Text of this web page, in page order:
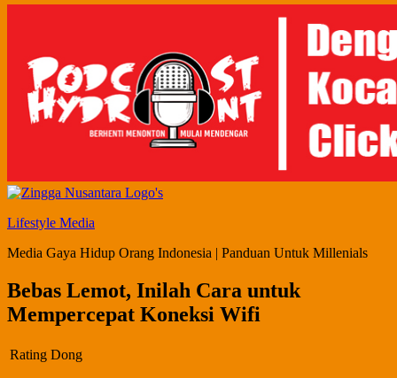
Lifestyle Media
Media Gaya Hidup Orang Indonesia | Panduan Untuk Millenials
Bebas Lemot, Inilah Cara untuk
Mempercepat Koneksi Wifi
Rating Dong